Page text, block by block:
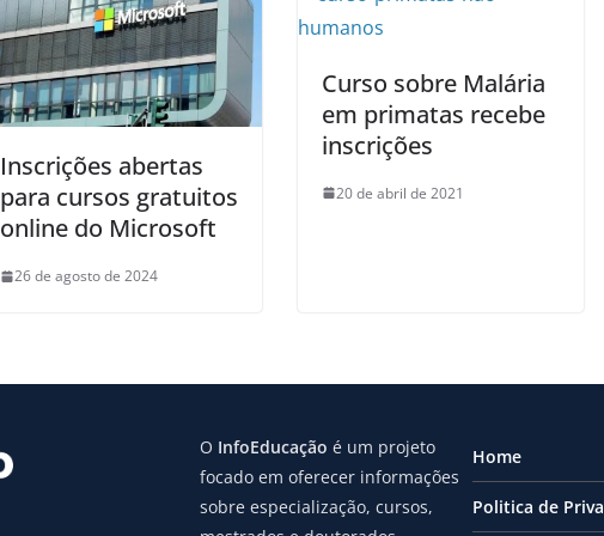
Inscrições abertas
para cursos gratuitos
online do Microsoft
26 de agosto de 2024
Curso sobre Malária
em primatas recebe
inscrições
20 de abril de 2021
O InfoEducação é um projeto
focado em oferecer informações
sobre especialização, cursos,
Home
Politica de